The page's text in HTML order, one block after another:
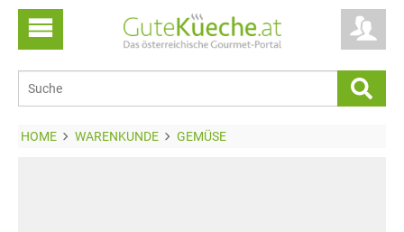
HOME WARENKUNDE GEMÜSE